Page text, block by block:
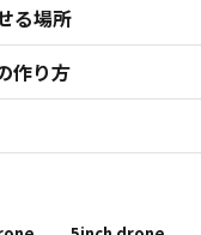
る場所
作り方